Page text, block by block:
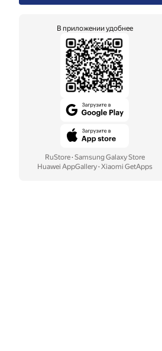
В приложении удобнее
RuStore· Samsung Galaxy Store
Huawei AppGallery· Xiaomi GetApps